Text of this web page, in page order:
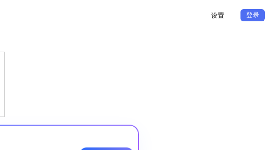
设置 登录